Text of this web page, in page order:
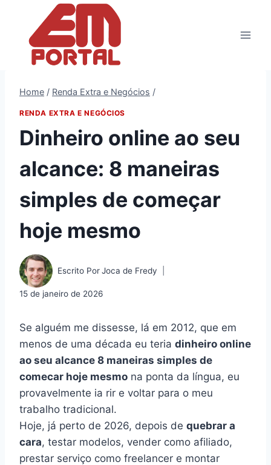
Conteúdo
Home / Renda Extra e Negócios /
RENDA EXTRA E NEGÓCIOS
Dinheiro online ao seu
alcance: 8 maneiras
simples de começar
hoje mesmo
Escrito PorJoca de Fredy
15 de janeiro de 2026
Se alguém me dissesse, lá em 2012, que em
menos de uma década eu teria dinheiro online
ao seu alcance 8 maneiras simples de
comecar hoje mesmo na ponta da língua, eu
provavelmente ia rir e voltar para o meu
trabalho tradicional.
Hoje, já perto de 2026, depois de quebrar a
cara, testar modelos, vender como afiliado,
prestar serviço como freelancer e montar